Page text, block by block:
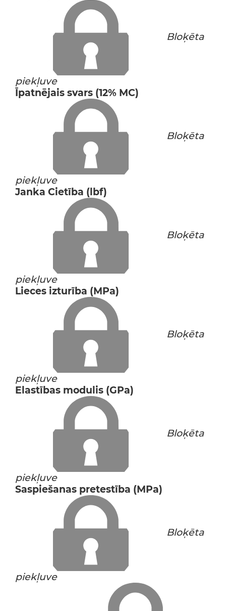
Bloķēta
piekļuve
Īpatnējais svars (12% MC)
Bloķēta
piekļuve
Janka Cietība (lbf)
Bloķēta
piekļuve
Lieces izturība (MPa)
Bloķēta
piekļuve
Elastības modulis (GPa)
Bloķēta
piekļuve
Saspiešanas pretestība (MPa)
Bloķēta
piekļuve